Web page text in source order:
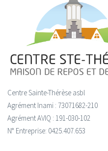
Centre Sainte-Thérèse asbl
Agrément Inami : 73071682-210
Agrément AVIQ : 191-030-102
N° Entreprise: 0425.407.653